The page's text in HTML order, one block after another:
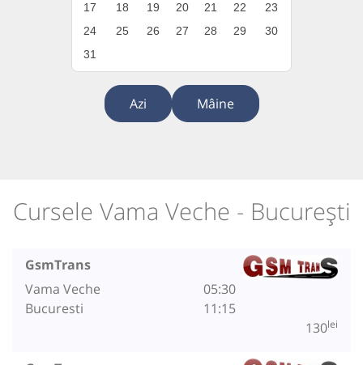
17
18 19 20 21 22
23
24
25 26 27 28 29
30
31
Azi Mâine
Cursele Vama Veche - București
GsmTrans
Vama Veche
Bucuresti
05:30
11:15
130lei